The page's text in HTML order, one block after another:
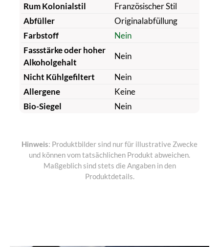
Rum Kolonialstil
Französischer Stil
Abfüller
Originalabfüllung
Farbstoff
Nein
Fassstärke oder hoher
Alkoholgehalt
Nein
Nicht Kühlgefiltert
Nein
Allergene
Keine
Bio-Siegel
Nein
Hinweis: Produktbilder sind nur für illustrative Zwecke
und können vom tatsächlichen Produkt abweichen.
Maßgeblich sind stets die Angaben in den
Produktdetails.